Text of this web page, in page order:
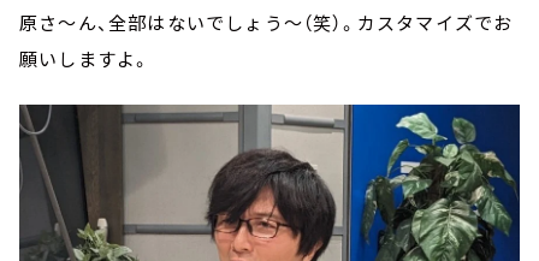
原さ～ん、全部はないでしょう～（笑）。カスタマイズでお
願いしますよ。